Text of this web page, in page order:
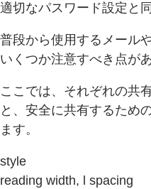
適切なパスワード設定と
普段から使用するメール
いくつか注意すべき点が
ここでは、それぞれの共
と、安全に共有するため
ます。
style
reading width, l spacing